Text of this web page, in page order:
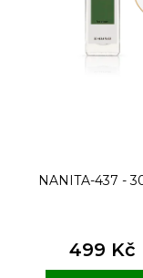
NANITA-437 -
499 Kč